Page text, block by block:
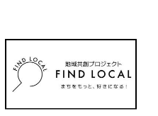
藤さんは、自